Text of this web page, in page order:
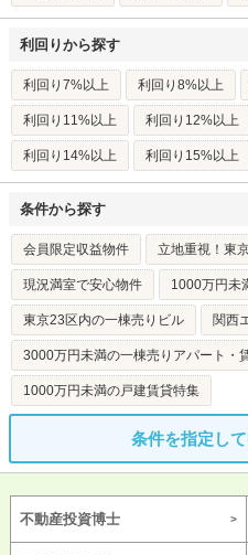
利回りから探す
利回り7%以上 利回り8%以上
利回り11%以上 利回り12%以上
利回り14%以上 利回り15%以上
条件から探す
会員限定収益物件 立地重視！東
現況満室で安心物件 1000万円未
東京23区内の一棟売りビル 関西
3000万円未満の一棟売りアパート・
1000万円未満の戸建賃貸特集
条件を指定し
不動産投資博士